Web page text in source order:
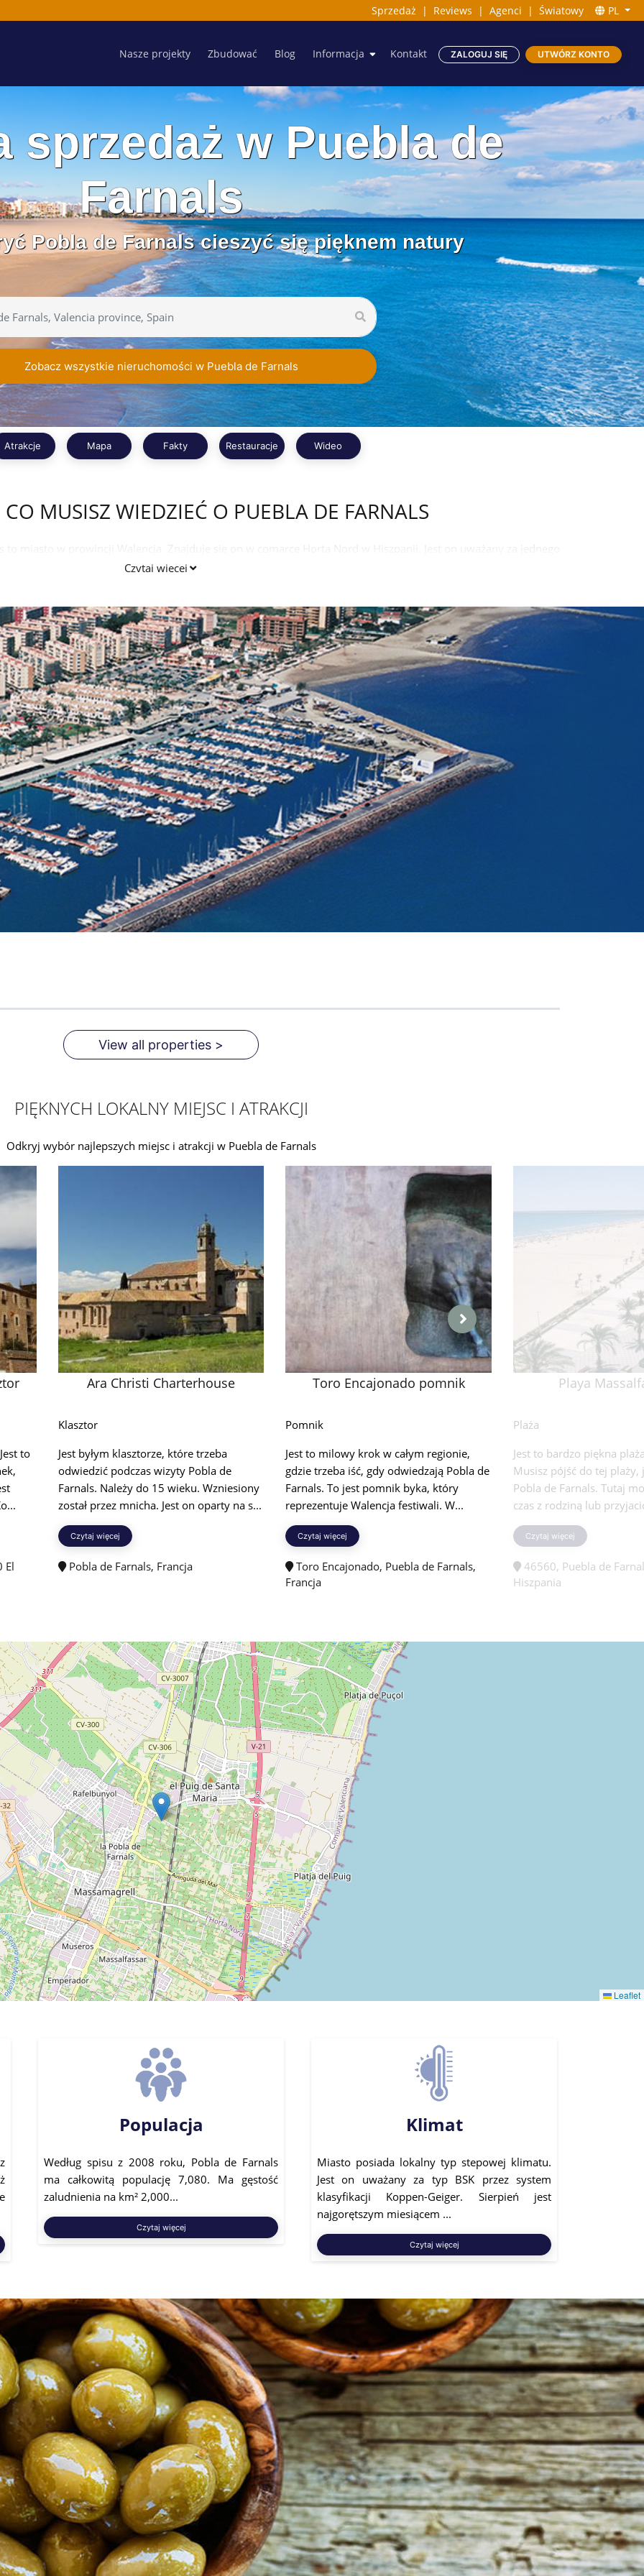
Sprzedaż | Reviews | Agenci | Światowy PL
Nasze projekty Zbudować Blog Informacja Kontakt ZALOGUJ SIĘ UTWÓRZ KONTO
sprzedaż w Puebla de
Farnals
Pobla de Farnals cieszyć się pięknem natury
Zobacz wszystkie nieruchomości w Puebla de Farnals
Atrakcje Mapa Fakty Restauracje Wideo
CO MUSISZ WIEDZIEĆ O PUEBLA DE FARNALS
miasto w prowincji Walencja. Znajduje się on w comarce Horta Nord w Hiszpanii. Jest on uważany za jednego
Ponieważ leży blisko miasta Valencia dlatego jest łatwo osiągalny przez turystów.
Czytaj więcej
View all properties >
PIĘKNYCH LOKALNY MIEJSC I ATRAKCJI
Odkryj wybór najlepszych miejsc i atrakcji w Puebla de Farnals
to
El
Ara Christi Charterhouse
Klasztor
Jest byłym klasztorze, które trzeba
odwiedzić podczas wizyty Pobla de
Farnals. Należy do 15 wieku. Wzniesiony
został przez mnicha. Jest on oparty na s...
Czytaj więcej
Pobla de Farnals, Francja
Toro Encajonado pomnik
Pomnik
Jest to milowy krok w całym regionie,
gdzie trzeba iść, gdy odwiedzają Pobla de
Farnals. To jest pomnik byka, który
reprezentuje Walencja festiwali. W...
Czytaj więcej
Toro Encajonado, Puebla de Farnals,
Francja
Playa
Plaża
Jest to bardzo piękna
Musisz pójść do tej plaży,
Pobla de Farnals. Tutaj
czas z rodziną lub
Czytaj więcej
46560, Puebla de
Hiszpania
Leaflet
Populacja
Według spisu z 2008 roku, Pobla de Farnals
ma całkowitą populację 7,080. Ma gęstość
zaludnienia na km² 2,000...
Czytaj więcej
Klimat
Miasto posiada lokalny typ stepowej klimatu.
Jest on uważany za typ BSK przez system
klasyfikacji Koppen-Geiger. Sierpień jest
najgorętszym miesiącem ...
Czytaj więcej